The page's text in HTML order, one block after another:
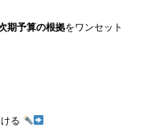
期予算の根拠をワンセット
る